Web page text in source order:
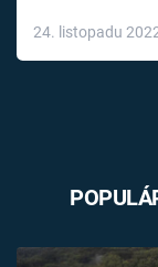
24. listopadu